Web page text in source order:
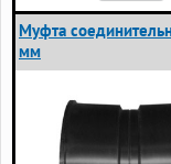
Муфта
мм